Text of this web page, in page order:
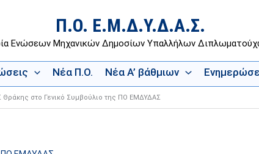
Π.Ο. Ε.Μ.Δ.Υ.Δ.Α.Σ.
Ενώσεων Μηχανικών Δημοσίων Υπαλλήλων
Νέα Π.Ο. Νέα Α’ βάθμιων
στο Γενικό Συμβούλιο της ΠΟ ΕΜΔΥΔΑΣ